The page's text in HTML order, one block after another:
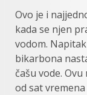
Ovo je i
kada se njen
vodom.
bikarbona
čašu vode.
od sat